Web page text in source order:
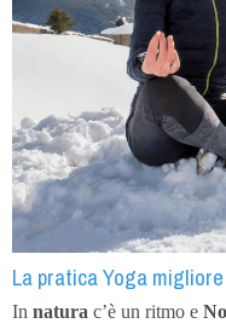
La pratica Yoga
In natura c’è un ritmo e